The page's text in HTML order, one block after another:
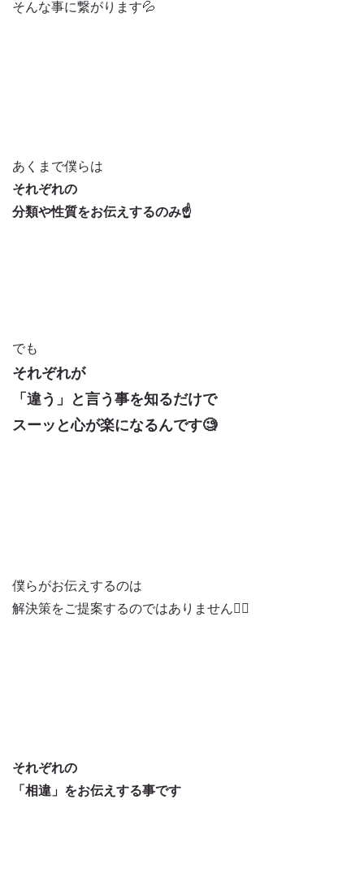
そんな事に繋がります💦
あくまで僕らは
それぞれの
分類や性質をお伝えするのみ☝️
でも
それぞれが
「違う」と言う事を知るだけで
スーッと心が楽になるんです🧐
僕らがお伝えするのは
解決策をご提案するのではありません🙅‍♂️
それぞれの
「相違」をお伝えする事です